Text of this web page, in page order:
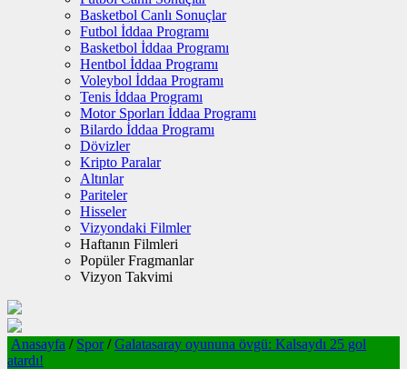
Basketbol Canlı Sonuçlar
Futbol İddaa Programı
Basketbol İddaa Programı
Hentbol İddaa Programı
Voleybol İddaa Programı
Tenis İddaa Programı
Motor Sporları İddaa Programı
Bilardo İddaa Programı
Dövizler
Kripto Paralar
Altınlar
Pariteler
Hisseler
Vizyondaki Filmler
Haftanın Filmleri
Popüler Fragmanlar
Vizyon Takvimi
Anasayfa / Spor / Galatasaray oyununa övgü: Kalsaydı 25 gol
atardı!